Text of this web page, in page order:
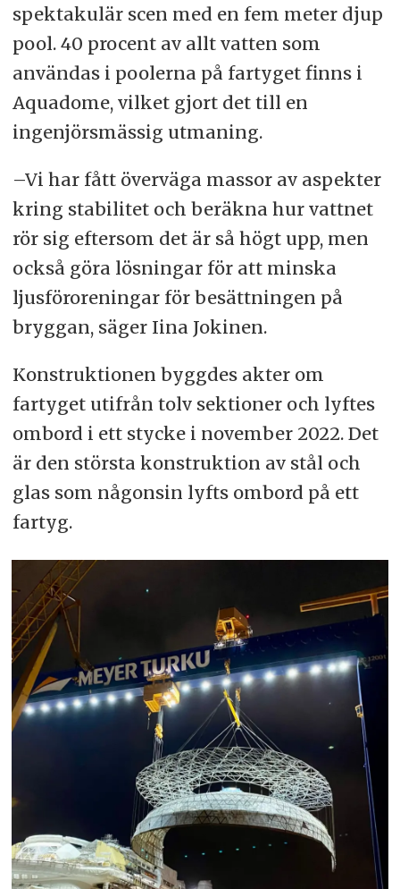
spektakulär scen med en fem meter djup
pool. 40 procent av allt vatten som
användas i poolerna på fartyget finns i
Aquadome, vilket gjort det till en
ingenjörsmässig utmaning.
–Vi har fått överväga massor av aspekter
kring stabilitet och beräkna hur vattnet
rör sig eftersom det är så högt upp, men
också göra lösningar för att minska
ljusföroreningar för besättningen på
bryggan, säger Iina Jokinen.
Konstruktionen byggdes akter om
fartyget utifrån tolv sektioner och lyftes
ombord i ett stycke i november 2022. Det
är den största konstruktion av stål och
glas som någonsin lyfts ombord på ett
fartyg.